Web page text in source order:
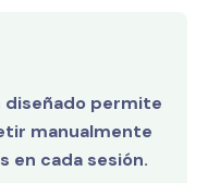
diseñado permite
manualmente
en cada sesión.